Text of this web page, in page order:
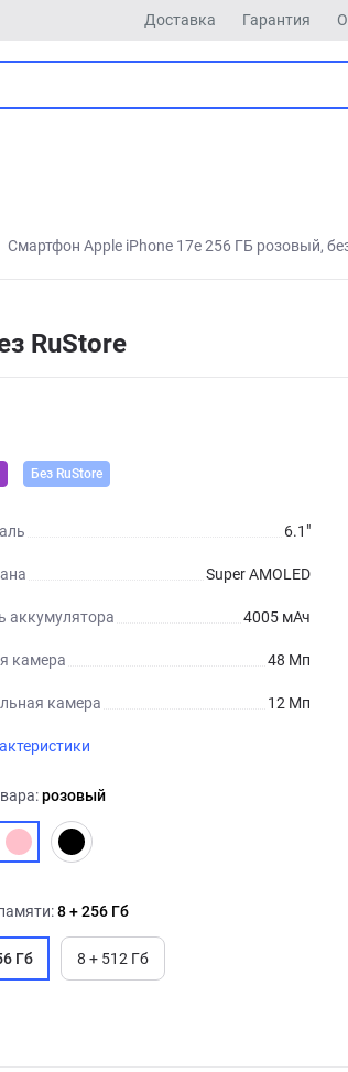
Доставка Гарантия
Смартфон Apple iPhone 17e 256 ГБ розовый,
RuStore
Без RuStore
6.1"
Super AMOLED
аккумулятора 4005 мАч
камера 48 Мп
камера 12 Мп
розовый
8 + 256 Гб
Гб 8 + 512 Гб